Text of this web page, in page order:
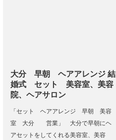
大分 早朝 ヘアアレンジ 結
婚式 セット 美容室、美容
院、ヘアサロン
「セット ヘアアレンジ 早朝 美容
室 大分 営業」 大分で早朝にヘ
アセットをしてくれる美容室、美容